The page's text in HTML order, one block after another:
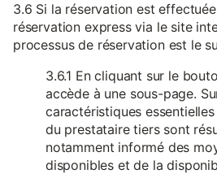
3.6 Si la réservation est
réservation express via le site
processus de réservation est le
3.6.1 En cliquant sur le
accède à une sous-page.
caractéristiques
du prestataire tiers sont
notamment informé des
disponibles et de la